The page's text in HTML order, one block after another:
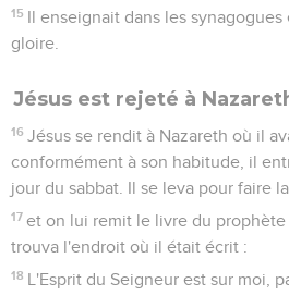
15 Il enseignait dans les
gloire.
Jésus est rejeté à
16 Jésus se rendit à Nazareth où il
conformément à son habitude, il
jour du sabbat. Il se leva pour faire
17 et on lui remit le livre du prophète
trouva l'endroit où il était écrit :
18 L'Esprit du Seigneur est sur moi,